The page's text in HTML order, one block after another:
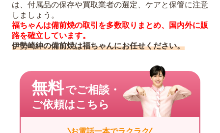
は、付属品の保存や買取業者の選定、ケアと保管に注意
しましょう。
福ちゃんは備前焼の取引を多数取りまとめ、国内外に販
路を確立しています。
伊勢崎紳の備前焼は福ちゃんにお任せください。
無料でご相談・
ご依頼はこちら